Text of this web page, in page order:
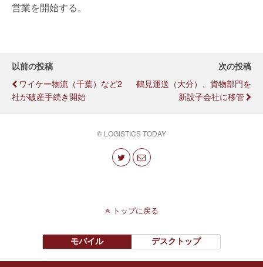
営業を開始する。
以前の投稿
ワイケー物流（千葉）など2
社が破産手続き開始
次の投稿
鶴見運送（大分）、貨物部門を
新設子会社に移管
© LOGISTICS TODAY
トップに戻る
モバイル デスクトップ